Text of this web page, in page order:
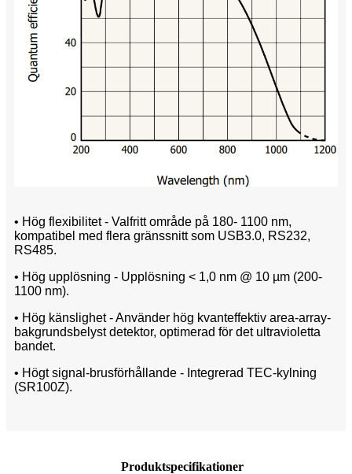
• Hög flexibilitet - Valfritt område på 180- 1100 nm,
kompatibel med flera gränssnitt som USB3.0, RS232,
RS485.
• Hög upplösning - Upplösning < 1,0 nm @ 10 µm (200-
1100 nm).
• Hög känslighet - Använder hög kvanteffektiv area-array-
bakgrundsbelyst detektor, optimerad för det ultravioletta
bandet.
• Högt signal-brusförhållande - Integrerad TEC-kylning
(SR100Z).
Produktspecifikationer